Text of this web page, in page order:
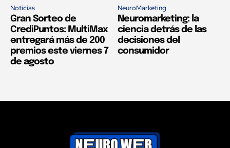
Noticias
Gran Sorteo de
CrediPuntos: MultiMax
entregará más de 200
premios este viernes 7
de agosto
NeuroMarketing
Neuromarketing: la
ciencia detrás de las
decisiones del
consumidor